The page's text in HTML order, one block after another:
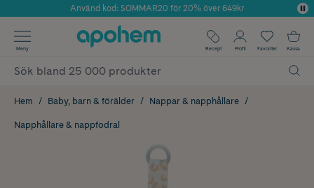
Årets Butik 2025 inom Skönhet
Använd kod: SOMMAR20 för 20% över 649kr
✓ Fri frakt
✓ Poäng på alla köp*
Meny Recept Profil Favoriter Kassa
Hem Baby, barn & förälder Nappar & napphållare
Napphållare & nappfodral